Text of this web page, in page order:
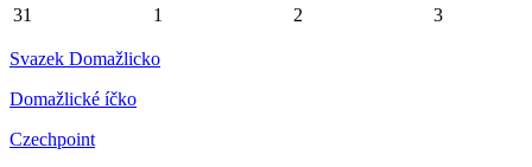
31
1 2 3
Svazek Domažlicko
Domažlické íčko
Czechpoint